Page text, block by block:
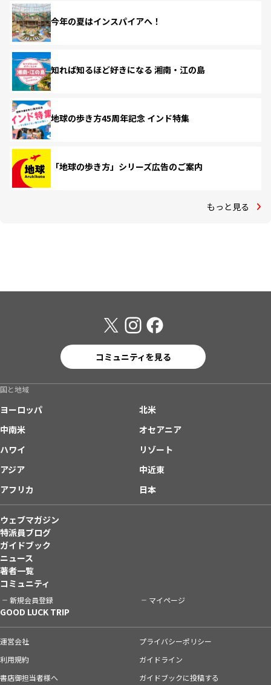
今年の夏はインスパイアへ！
知れば知るほど好きになる 湘南・江の島
地球の歩き方45周年記念 インド特集
「地球の歩き方」シリーズ広告のご案内
もっと見る
コミュニティを見る
国と地域
ヨーロッパ
北米
中南米
オセアニア
ハワイ
リゾート
アジア
中近東
アフリカ
日本
ウェブマガジン
特派員ブログ
ガイドブック
ニュース
著者一覧
コミュニティ
新規会員登録 マイページ
GOOD LUCK TRIP
運営会社
プライバシーポリシー
利用規約
ガイドライン
書店御担当者様へ
ガイドブックに投稿する